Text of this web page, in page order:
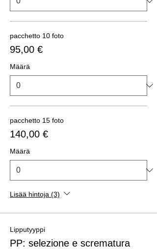
pacchetto 10 foto
95,00 €
Määrä
pacchetto 15 foto
140,00 €
Määrä
Lisää hintoja (3)
Lipputyyppi
PP: selezione e scrematura